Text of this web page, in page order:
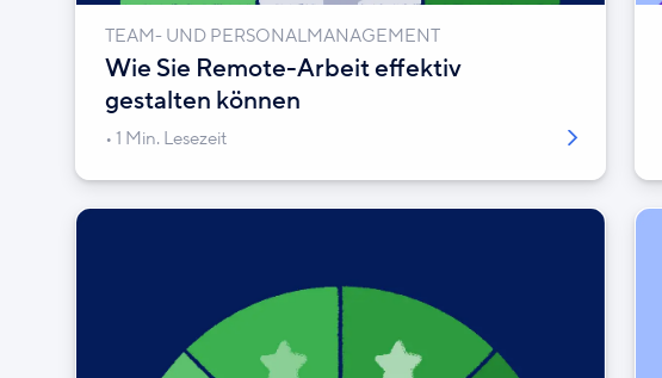
TEAM- UND PERSONALMANAGEMENT
Wie Sie Remote-Arbeit effektiv
gestalten können
1 Min. Lesezeit